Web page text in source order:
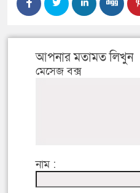
আপনার মতামত লিখুন
মেসেজ বক্স
নাম :